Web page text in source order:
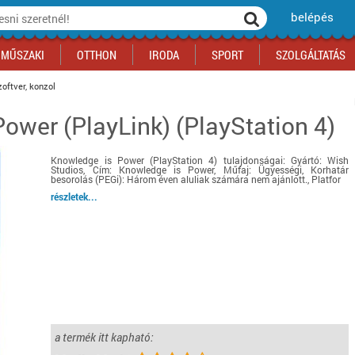
belépés
akciók
Sport akciók
Szolgáltatás akciók
MŰSZAKI OTTHON
Építkezés
Szerszám, barkács, alkatrész
Iskolakezdés, papír, írószer
Háziállatok
Biztonságtechnika
Ünnepi dekoráció
Fűtés
Autó
IRODA SPORT
gördeszka, roller
Fitneszközpont
Kocsmasport
Motor
SZOLGÁLTATÁS
parkolás
sütemények
ital
konzol
(PlayLink) (PlayStation 4)
Knowledge is Power (PlayStation 4) tulajdonságai: Gyártó: Wish
Studios, Cím: Knowledge is Power, Műfaj: Ügyességi, Korhatár
besorolás (PEGi): Három éven aluliak számára nem ajánlott., Platfor
részletek...
a termék itt kapható: